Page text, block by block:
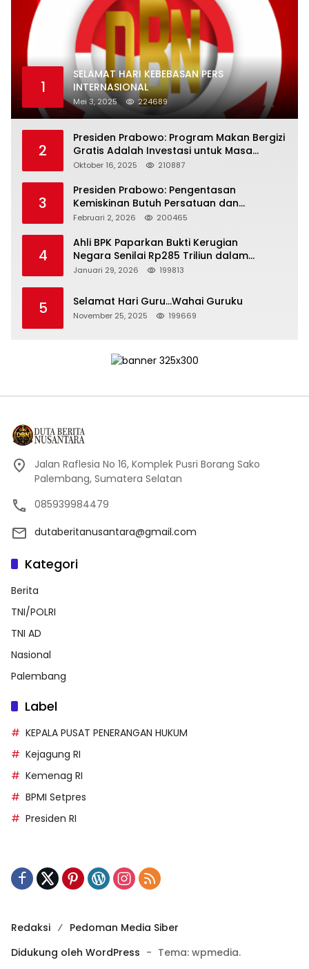
1
SELAMAT HARI KEBEBASAN PERS
INTERNASIONAL
Mei 3, 2025 224689
2
Presiden Prabowo: Program Makan Bergizi
Gratis Adalah Investasi untuk Masa
Depan Bangsa
Oktober 16, 2025 210887
3
Presiden Prabowo: Pengentasan
Kemiskinan Butuh Persatuan dan
Kepemimpinan yang Bertanggung Jawab
Februari 2, 2026 200465
4
Ahli BPK Paparkan Bukti Kerugian
Negara Senilai Rp285 Triliun dalam
Persidangan Korupsi PT Pertamina
Januari 29, 2026 199813
5 Selamat Hari Guru…Wahai Guruku
November 25, 2025 199669
Jalan Raflesia No 16, Komplek Pusri Borang Sako
Palembang, Sumatera Selatan
085939984479
dutaberitanusantara@gmail.com
Kategori
Berita
TNI/POLRI
TNI AD
Nasional
Palembang
Label
KEPALA PUSAT PENERANGAN HUKUM
Kejagung RI
Kemenag RI
BPMI Setpres
Presiden RI
Redaksi
Pedoman Media Siber
Didukung oleh WordPress - Tema: wpmedia.